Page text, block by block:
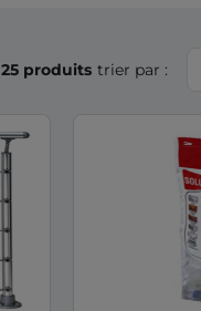
25 produits trier par :